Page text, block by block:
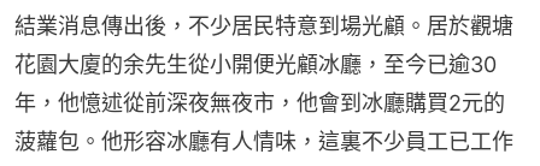
結業消息傳出後，不少居民特意到場光顧。居於觀塘
花園大廈的余先生從小開便光顧冰廳，至今已逾30
年，他憶述從前深夜無夜市，他會到冰廳購買2元的
菠蘿包。他形容冰廳有人情味，這裏不少員工已工作